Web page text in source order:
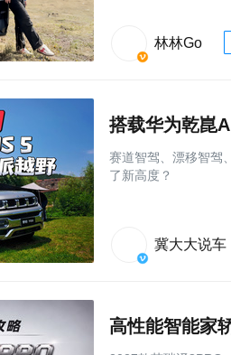
林林Go
搭载华为乾崑
赛道智驾、漂移智驾
了新高度？
冀大大说车